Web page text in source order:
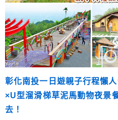
彰化南投一日遊親子行程懶
×U型溜滑梯草泥馬動物夜景
去！